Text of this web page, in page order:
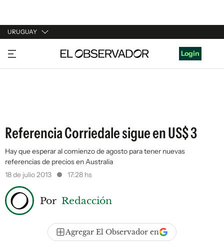
URUGUAY
URUGUAY
ARGENTINA
Login
Referencia Corriedale sigue en US$ 3
Hay que esperar al comienzo de agosto para tener nuevas
referencias de precios en Australia
18 de julio 2013
17:28 hs
Por Redacción
Agregar El Observador en